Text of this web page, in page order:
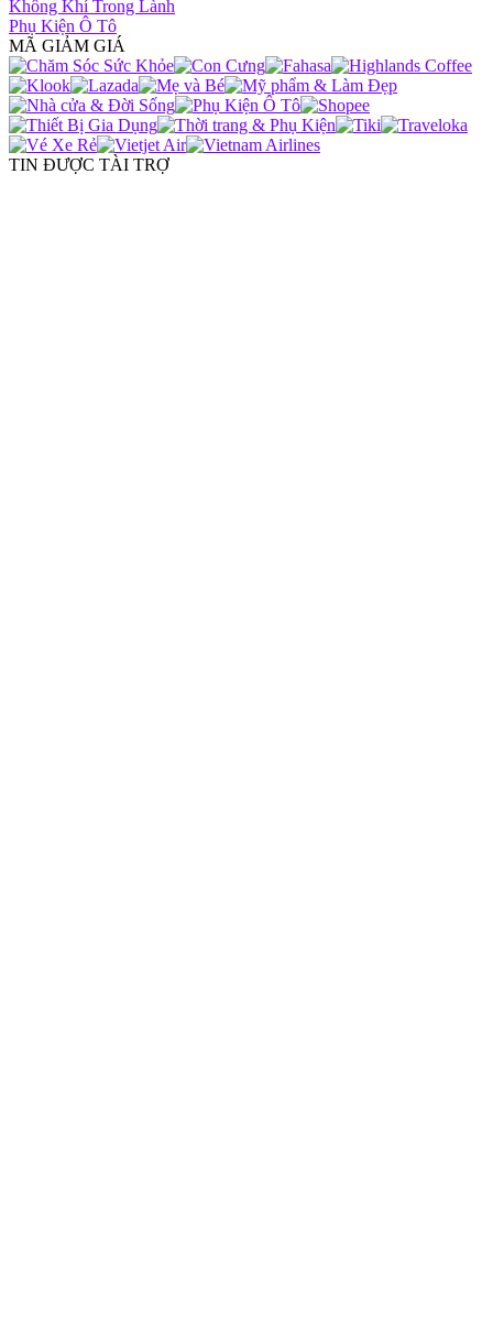
Không Khí Trong Lành
Phụ Kiện Ô Tô
MÃ GIẢM GIÁ
TIN ĐƯỢC TÀI TRỢ